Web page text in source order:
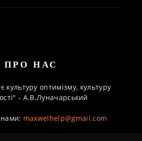
ПРО НАС
культуру оптимізму, культуру
- А.В.Луначарський
нами: maxwelhelp@gmail.com